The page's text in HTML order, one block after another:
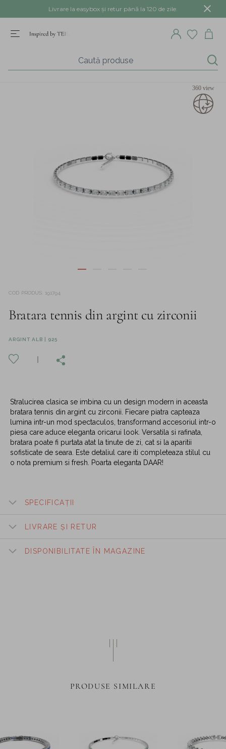
Livrare la easybox și retur până la 120 de zile.
360 view
COD PRODUS 191794
Bratara tennis din argint cu zirconii
ARGINT ALB | 925
Stralucirea clasica se imbina cu un design modern in aceasta
bratara tennis din argint cu zirconii. Fiecare piatra capteaza
lumina intr-un mod spectaculos, transformand accesoriul intr-o
piesa care aduce eleganta oricarui look. Versatila si rafinata,
bratara poate fi purtata atat la tinute de zi, cat si la aparitii
sofisticate de seara. Este detaliul care iti completeaza stilul cu
o nota premium si fresh. Poarta eleganta DAAR!
SPECIFICAȚII
LIVRARE ȘI RETUR
DISPONIBILITATE ÎN MAGAZINE
PRODUSE SIMILARE